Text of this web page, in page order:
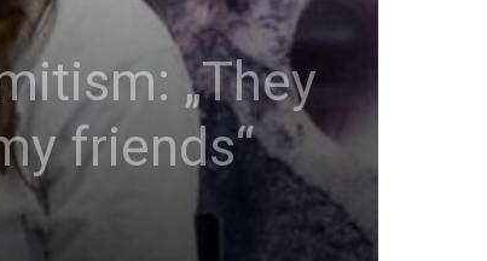
„They
friends“